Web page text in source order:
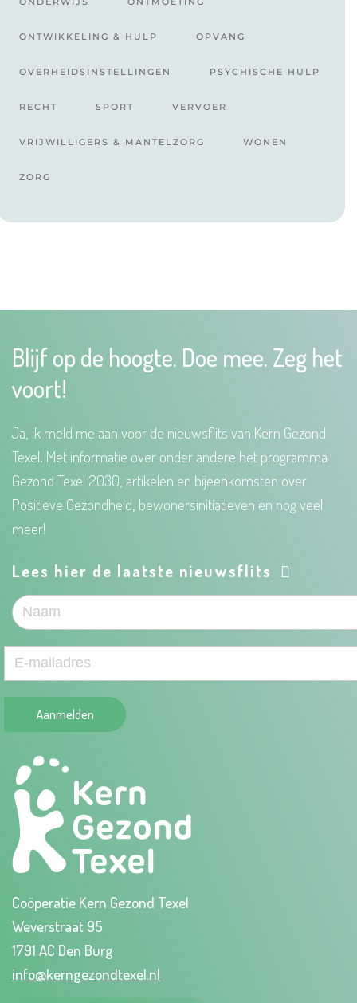
ONTWIKKELING & HULP OPVANG
OVERHEIDSINSTELLINGEN PSYCHISCHE HULP
RECHT SPORT VERVOER
VRIJWILLIGERS & MANTELZORG WONEN
ZORG
Blijf op de hoogte. Doe mee. Zeg het
voort!
Ja, ik meld me aan voor de nieuwsflits van Kern Gezond
Texel. Met informatie over onder andere het programma
Gezond Texel 2030, artikelen en bijeenkomsten over
Positieve Gezondheid, bewonersinitiatieven en nog veel
meer!
Lees hier de laatste nieuwsflits
Aanmelden
Coöperatie Kern Gezond Texel
Weverstraat 95
1791 AC Den Burg
info@kerngezondtexel.nl